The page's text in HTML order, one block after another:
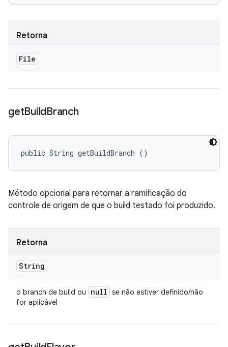
Retorna
File
getBuildBranch
public String getBuildBranch ()
Método opcional para retornar a ramificação do
controle de origem de que o build testado foi produzido.
Retorna
String
o branch de build ou null se não estiver definido/não
for aplicável